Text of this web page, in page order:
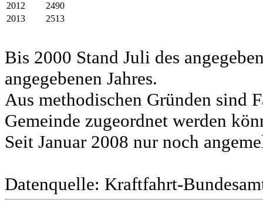
2012
2490
2013
2513
Bis 2000 Stand Juli des
angegebenen Jahres.
Aus methodischen Gründen sind
Gemeinde zugeordnet werden
Seit Januar 2008 nur noch
Datenquelle: Kraftfahrt-